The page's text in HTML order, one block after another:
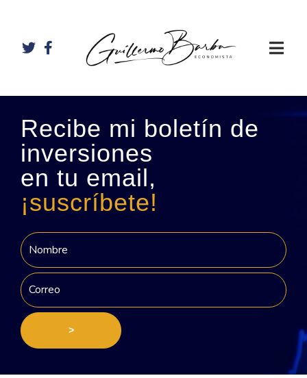
Recibe mi boletín de
inversiones
en tu email,
¡suscríbete!
>